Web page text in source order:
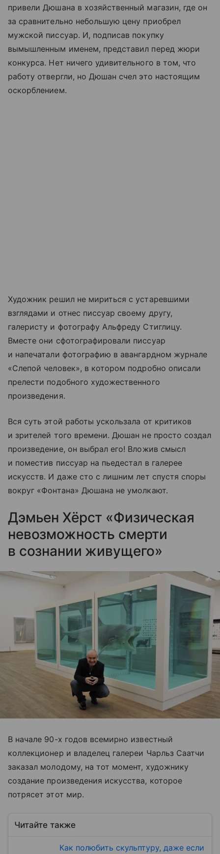
привели Дюшана в хозяйственный магазин, где он
за сравнительно небольшую цену приобрел
мужской писсуар. И, подписав покупку
вымышленным именем, представил перед жюри
конкурса. Нет ничего удивительного в том, что
работу отвергли, но Дюшан счел это настоящим
оскорблением.
Художник решил не мириться с устаревшими
взглядами и отнес писсуар своему другу,
галеристу и фотографу Альфреду Стиглицу.
Вместе они сфотографировали писсуар
и напечатали фотографию в авангардном журнале
«Слепой человек», в котором подробно описали
прелести подобного художественного
произведения.
Вся суть этой работы ускользала от критиков
и зрителей того времени. Дюшан не просто создал
произведение, он выбрал его! Вложив смысл
и поместив писсуар на пьедестал в галерее
искусств. И даже сто с лишним лет спустя споры
вокруг «Фонтана» Дюшана не умолкают.
Дэмьен Хёрст «Физическая
невозможность смерти
в сознании живущего»
В начале 90-х годов всемирно известный
коллекционер и владелец галереи Чарльз Саатчи
заказал молодому, на тот момент, художнику
создание произведения искусства, которое
потрясет этот мир.
Читайте также
Как полюбить скульптуру, даже если